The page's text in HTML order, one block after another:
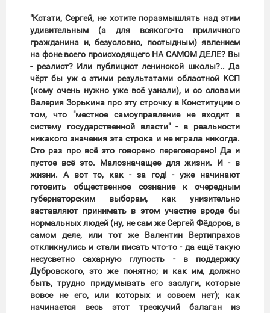
"Кстати, Сергей, не хотите поразмышлять над этим
удивительным (а для всякого-то приличного
гражданина и, безусловно, постыдным) явлением
на фоне всего происходящего НА САМОМ ДЕЛЕ? Вы
- реалист? Или публицист ленинской школы?.. Да
чёрт бы уж с этими результатами областной КСП
(кому очень нужно уже всё узнали), и со словами
Валерия Зорькина про эту строчку в Конституции о
том, что "местное самоуправление не входит в
систему государственной власти" - в реальности
никакого значения эта строка и не играла никогда.
Сто раз про всё это говорено переговорено! Да и
пустое всё это. Малозначащее для жизни. И - в
жизни. А вот то, как - за год! - уже начинают
готовить общественное сознание к очередным
губернаторским выборам, как унизительно
заставляют принимать в этом участие вроде бы
нормальных людей (ну, не сам же Сергей Фёдоров, в
самом деле, или тот же Валентин Вертипрахов
откликнулись и стали писать что-то - да ещё такую
несусветно сахарную глупость - в поддержку
Дубровского, это же понятно; и как им, должно
быть, трудно придумывать его заслуги, которые
вовсе не его, или которых и совсем нет); как
начинается весь этот трескучий балаган из